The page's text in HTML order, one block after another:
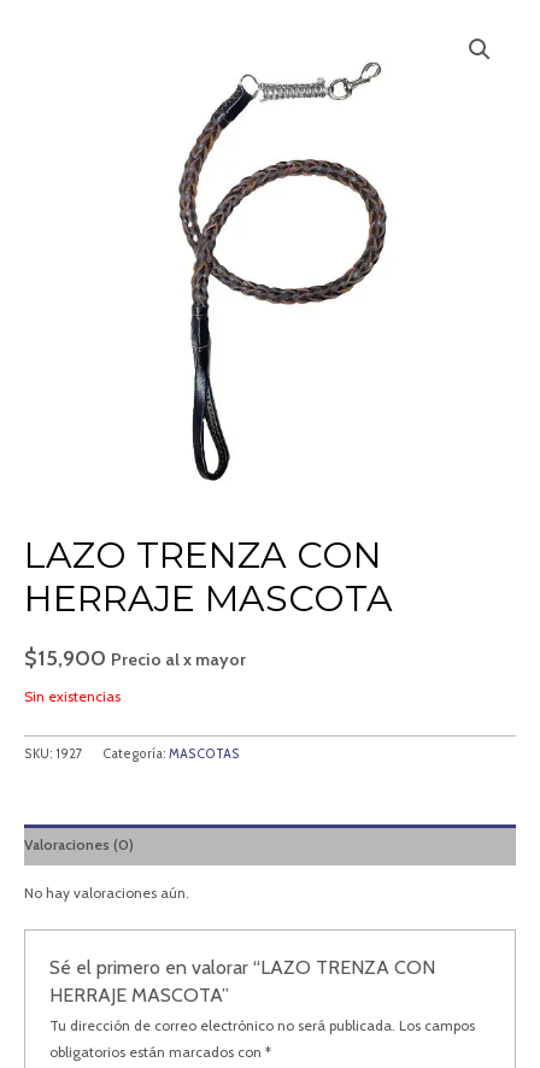
LAZO TRENZA CON
HERRAJE MASCOTA
$15,900 Precio al x mayor
Sin existencias
SKU: 1927 Categoría: MASCOTAS
Valoraciones (0)
No hay valoraciones aún.
Sé el primero en valorar “LAZO TRENZA CON
HERRAJE MASCOTA”
Tu dirección de correo electrónico no será publicada. Los campos
obligatorios están marcados con*